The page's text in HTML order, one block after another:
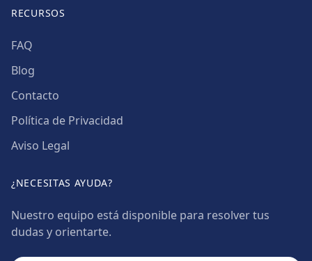
RECURSOS
FAQ
Blog
Contacto
Política de Privacidad
Aviso Legal
¿NECESITAS AYUDA?
Nuestro equipo está disponible para resolver tus
dudas y orientarte.